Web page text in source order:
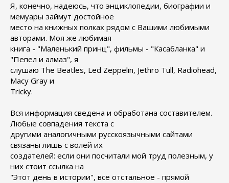
Я, конечно, надеюсь, что энциклопедии, биографии и
мемуары займут достойное
место на книжных полках рядом с Вашими любимыми
авторами. Моя же любимая
книга - "Маленький принц", фильмы - "Касабланка" и
"Пепел и алмаз", я
слушаю The Beatles, Led Zeppelin, Jethro Tull, Radiohead,
Macy Gray и
Tricky.
Вся информация сведена и обработана составителем.
Любые совпадения текста с
другими аналогичными русскоязычными сайтами
связаны лишь с волей их
создателей: если они посчитали мой труд полезным, у
них стоит ссылка на
"Этот день в истории", все отстальное - прямой